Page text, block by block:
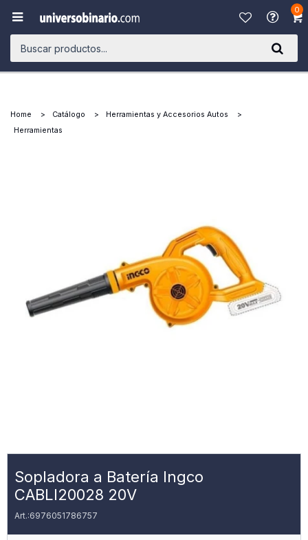
0

Home Catálogo
Herramientas y Accesorios Autos
Herramientas
Sopladora a Batería Ingco
CABLI20028 20V
6976051786757